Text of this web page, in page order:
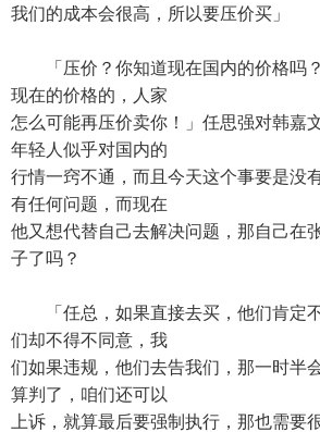
我们的成本会很高，所以要压价买」
「压价？你知道现在国内的价格吗？
现在的价格的，人家
怎么可能再压价卖你！」任思强对韩嘉
年轻人似乎对国内的
行情一窍不通，而且今天这个事要是没
有任何问题，而现在
他又想代替自己去解决问题，那自己在
子了吗？
「任总，如果直接去买，他们肯定
们却不得不同意，我
们如果违规，他们去告我们，那一时半
算判了，咱们还可以
上诉，就算最后要强制执行，那也需要